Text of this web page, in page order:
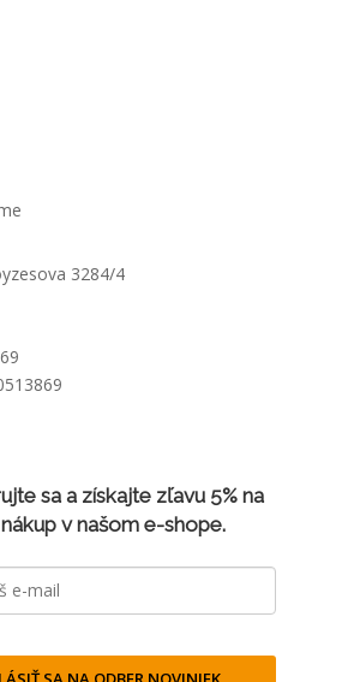
3284/4
sa a získajte zľavu 5% na
v našom e-shope.